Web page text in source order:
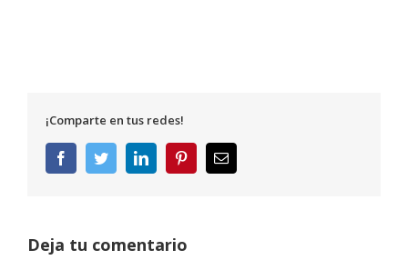
¡Comparte en tus redes!
FacebookTwitterLinkedInPinterestCorreo
electrónico
Deja tu comentario